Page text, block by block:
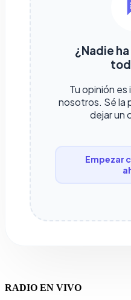
¿Nadie
Tu opinión
nosotros. Sé la
dejar un
Empezar
RADIO EN VIVO